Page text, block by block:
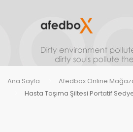
Ana Sayfa
Afedbox Online
Hasta Taşıma Şiltesi Portatif